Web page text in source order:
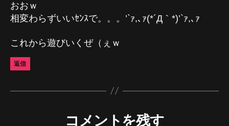
おおｗ
相変わらずいいｾﾝｽで。。。’`ｧ,､ｧ(*´Д｀*)’`ｧ,､ｧ
これから遊びいくぜ（ぇｗ
返信
コメントを残す